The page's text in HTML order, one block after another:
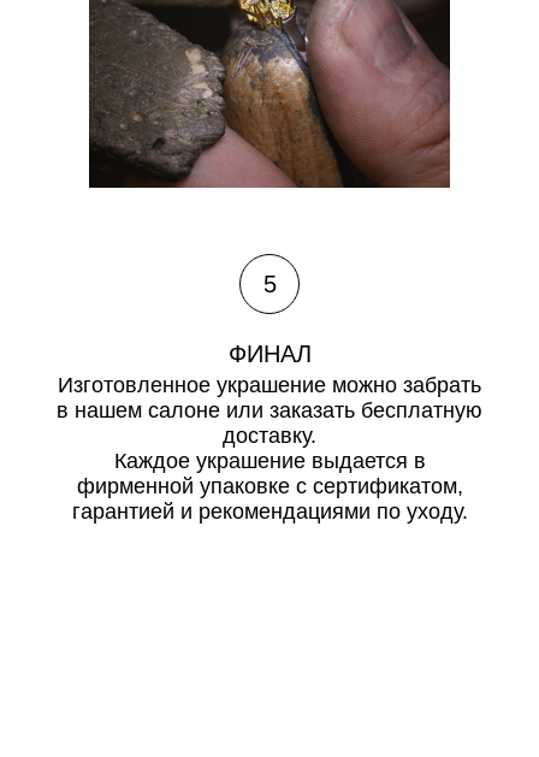
Изготовленное украшение можно забрать
в нашем салоне или заказать бесплатную
доставку.
Каждое украшение выдается в
фирменной упаковке с сертификатом,
гарантией и рекомендациями по уходу.
ФИНАЛ
5